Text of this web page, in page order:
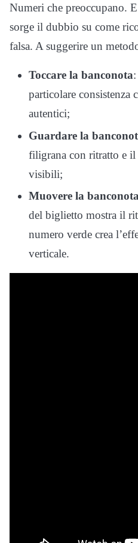
Numeri che preoccupano.
sorge il dubbio su come
falsa. A suggerire un
Toccare la banconota
particolare consistenza
autentici;
Guardare la
filigrana con ritratto e
visibili;
Muovere la
del biglietto mostra il
numero verde crea
verticale.